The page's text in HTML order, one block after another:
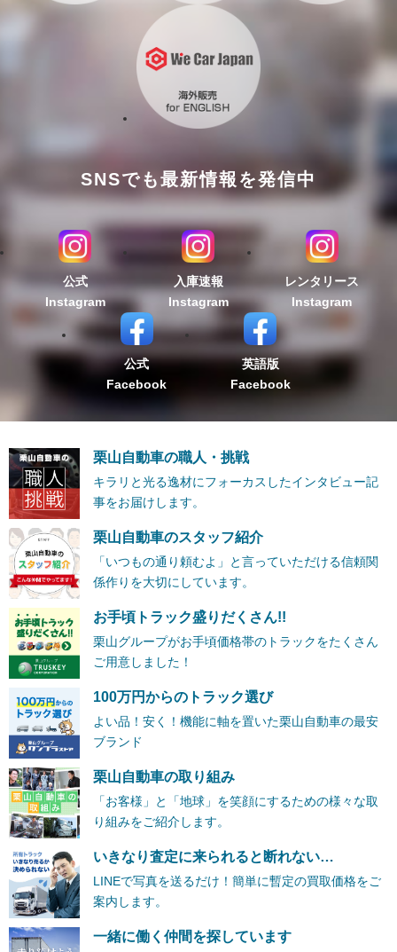
SNSでも最新情報を発信中
公式
Instagram
入庫速報
Instagram
レンタリース
Instagram
公式
Facebook
英語版
Facebook
栗山自動車の職人・挑戦
キラリと光る逸材にフォーカスしたインタビュー記
事をお届けします。
栗山自動車のスタッフ紹介
「いつもの通り頼むよ」と言っていただける信頼関
係作りを大切にしています。
お手頃トラック盛りだくさん!!
栗山グループがお手頃価格帯のトラックをたくさん
ご用意しました！
100万円からのトラック選び
よい品！安く！機能に軸を置いた栗山自動車の最安
ブランド
栗山自動車の取り組み
「お客様」と「地球」を笑顔にするための様々な取
り組みをご紹介します。
いきなり査定に来られると断れない…
LINEで写真を送るだけ！簡単に暫定の買取価格をご
案内します。
一緒に働く仲間を探しています